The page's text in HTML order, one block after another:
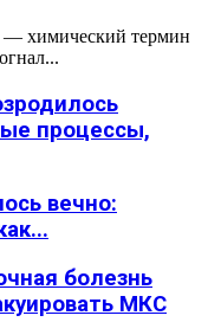
— химический термин
процессы,
вечно:
болезнь
МКС